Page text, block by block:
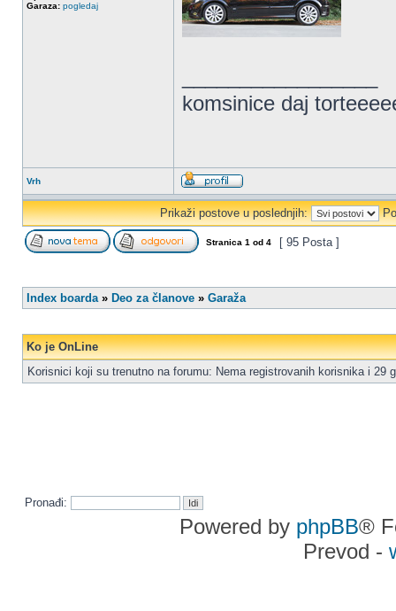
Garaza: pogledaj
komsinice daj
Vrh
Prikaži postove u poslednjih:
Stranica 1 od 4 [ 95 Posta ]
Index boarda» Deo za članove » Garaža
Ko je OnLine
Korisnici koji su trenutno na forumu: Nema registrovanih korisnika i 29
Pronađi:
Powered by phpBB®
Prevod -